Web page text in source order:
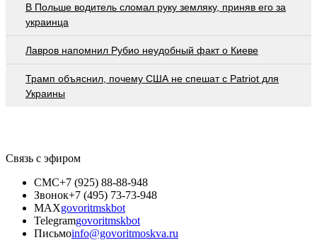
В Польше водитель сломал руку земляку, приняв его за
украинца
Лавров напомнил Рубио неудобный факт о Киеве
Трамп объяснил, почему США не спешат с Patriot для
Украины
Связь с эфиром
СМС+7 (925) 88-88-948
Звонок+7 (495) 73-73-948
MAXgovoritmskbot
Telegramgovoritmskbot
Письмоinfo@govoritmoskva.ru